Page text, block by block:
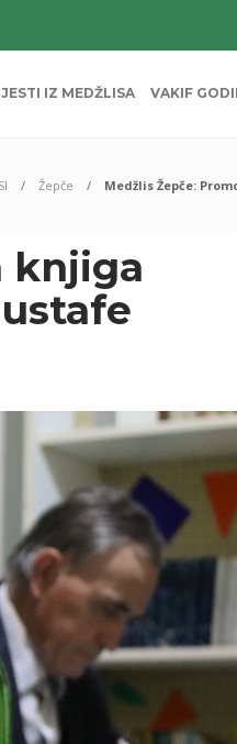
IZ MEDŽLISA VAKIF
Žepče Medžlis Žepče:
knjiga